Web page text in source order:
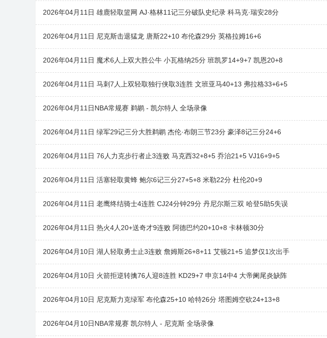
2026年04月11日 雄鹿轻取篮网 AJ·格林11记三分破队史纪录 科马克·瑞安28分
2026年04月11日 尼克斯击退猛龙 唐斯22+10 布伦森29分 英格拉姆16+6
2026年04月11日 魔术6人上双大胜公牛 小瓦格纳25分 班凯罗14+9+7 凯恩20+8
2026年04月11日 马刺7人上双轻取独行侠取3连胜 文班亚马40+13 弗拉格33+6+5
2026年04月11日NBA常规赛 鹈鹕 - 凯尔特人 全场录像
2026年04月11日 绿军29记三分大胜鹈鹕 杰伦·布朗三节23分 豪泽8记三分24+6
2026年04月11日 76人力克步行者止3连败 马克西32+8+5 乔治21+5 VJ16+9+5
2026年04月11日 活塞轻取黄蜂 鲍尔6记三分27+5+8 米勒22分 杜伦20+9
2026年04月11日 老鹰终结骑士4连胜 CJ24分钟29分 丹尼尔斯三双 哈登5助5失误
2026年04月11日 热火4人20+送奇才9连败 阿德巴约20+10+8 卡林顿30分
2026年04月10日 湖人轻取勇士止3连败 詹姆斯26+8+11 艾顿21+5 追梦仅1次出手
2026年04月10日 火箭拒逆转擒76人迎8连胜 KD29+7 申京14中4 大帝阑尾炎缺阵
2026年04月10日 尼克斯力克绿军 布伦森25+10 哈特26分 塔图姆空砍24+13+8
2026年04月10日NBA常规赛 凯尔特人 - 尼克斯 全场录像